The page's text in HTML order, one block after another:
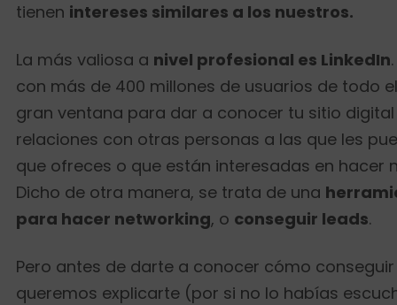
tienen intereses similares a los nuestros.
La más valiosa a nivel profesional es LinkedIn
con más de 400 millones de usuarios de todo
gran ventana para dar a conocer tu sitio
relaciones con otras personas a las que les
que ofreces o que están interesadas en hacer
Dicho de otra manera, se trata de una
para hacer networking, o conseguir leads.
Pero antes de darte a conocer cómo conseguir
queremos explicarte (por si no lo habías